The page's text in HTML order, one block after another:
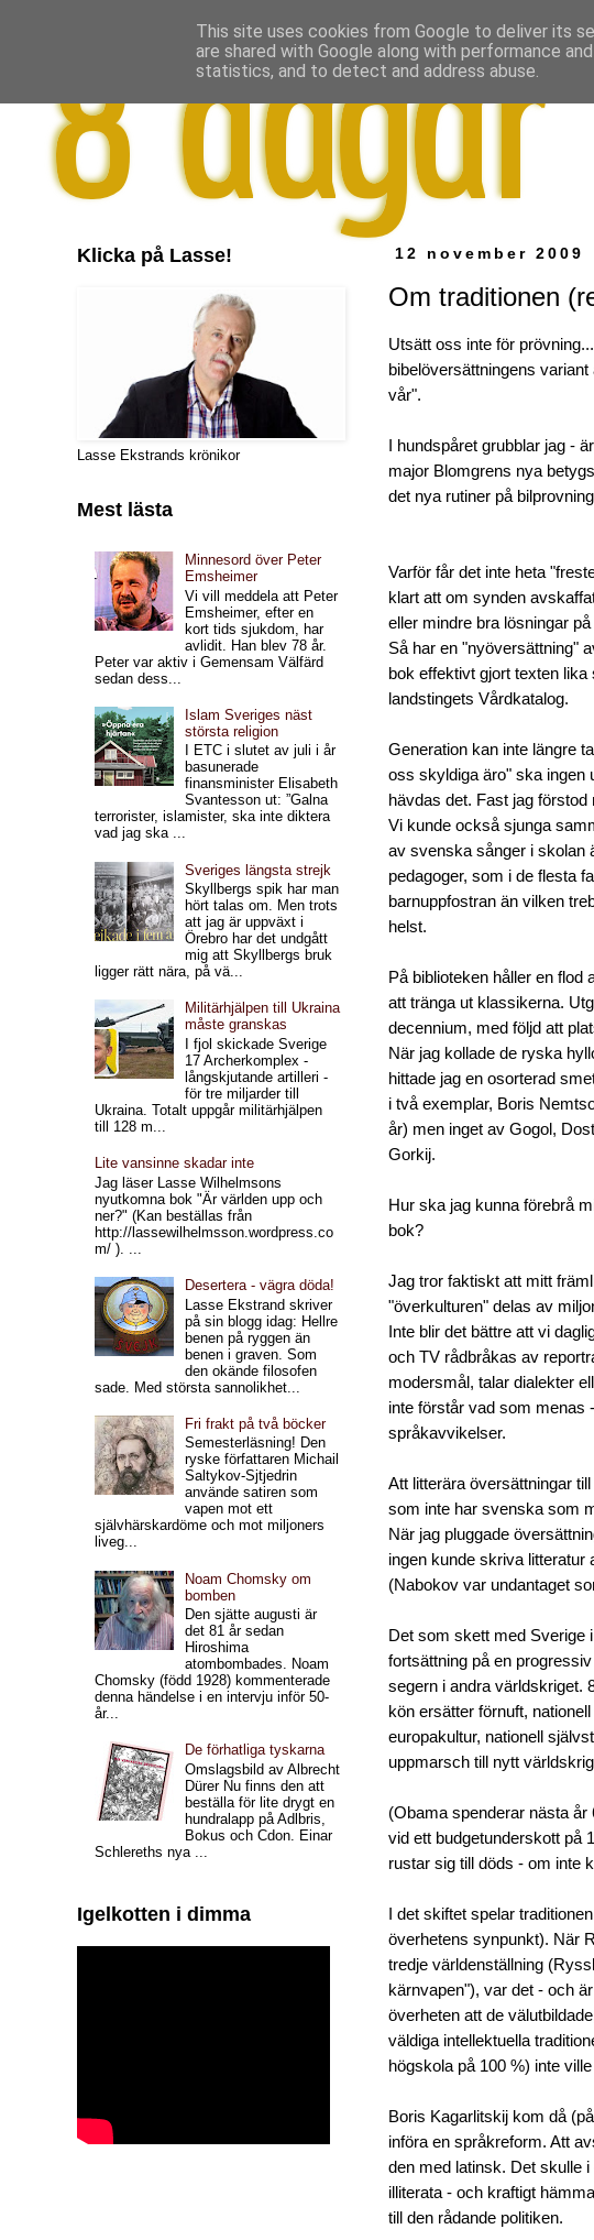
12 november 2009
Om traditionen
Utsätt oss inte för
bibelöversättningens
vår".
I hundspåret grubblar jag -
major Blomgrens nya
det nya rutiner på
Varför får det inte heta
klart att om synden
eller mindre bra lösningar
Så har en "nyöversättning"
bok effektivt gjort texten lika
landstingets Vårdkatalog.
Generation kan inte längre
oss skyldiga äro" ska ingen
hävdas det. Fast jag
Vi kunde också sjunga
av svenska sånger i skolan
pedagoger, som i de flesta
barnuppfostran än vilken
helst.
På biblioteken håller en flod
att tränga ut klassikerna.
decennium, med följd att
När jag kollade de ryska
hittade jag en osorterad
i två exemplar, Boris
år) men inget av Gogol,
Gorkij.
Hur ska jag kunna förebrå
bok?
Jag tror faktiskt att mitt
"överkulturen" delas av
Inte blir det bättre att vi
och TV rådbråkas av
modersmål, talar dialekter
inte förstår vad som menas
språkavvikelser.
Att litterära översättningar
som inte har svenska som
När jag pluggade
ingen kunde skriva litteratur
(Nabokov var undantaget
Det som skett med Sverige
fortsättning på en
segern i andra världskriget.
kön ersätter förnuft,
europakultur, nationell
uppmarsch till nytt
(Obama spenderar nästa år
vid ett budgetunderskott på
rustar sig till döds - om inte
I det skiftet spelar
överhetens synpunkt). När
tredje världenställning
kärnvapen"), var det - och
överheten att de
väldiga intellektuella
högskola på 100 %) inte
Boris Kagarlitskij kom då
införa en språkreform. Att
den med latinsk. Det skulle
illiterata - och kraftigt
till den rådande politiken.
Klicka på Lasse!
Lasse Ekstrands krönikor
Mest lästa
Minnesord över Peter
Emsheimer
Vi vill meddela att Peter
Emsheimer, efter en
kort tids sjukdom, har
avlidit. Han blev 78 år.
Peter var aktiv i Gemensam Välfärd
sedan dess...
Islam Sveriges näst
största religion
I ETC i slutet av juli i år
basunerade
finansminister Elisabeth
Svantesson ut: ”Galna
terrorister, islamister, ska inte diktera
vad jag ska ...
Sveriges längsta strejk
Skyllbergs spik har man
hört talas om. Men trots
att jag är uppväxt i
Örebro har det undgått
mig att Skyllbergs bruk
ligger rätt nära, på vä...
Militärhjälpen till Ukraina
måste granskas
I fjol skickade Sverige
17 Archerkomplex -
långskjutande artilleri -
för tre miljarder till
Ukraina. Totalt uppgår militärhjälpen
till 128 m...
Lite vansinne skadar inte
Jag läser Lasse Wilhelmsons
nyutkomna bok "Är världen upp och
ner?" (Kan beställas från
http://lassewilhelmsson.wordpress.co
m/ ). ...
Desertera - vägra döda!
Lasse Ekstrand skriver
på sin blogg idag: Hellre
benen på ryggen än
benen i graven. Som
den okände filosofen
sade. Med största sannolikhet...
Fri frakt på två böcker
Semesterläsning! Den
ryske författaren Michail
Saltykov-Sjtjedrin
använde satiren som
vapen mot ett
självhärskardöme och mot miljoners
liveg...
Noam Chomsky om
bomben
Den sjätte augusti är
det 81 år sedan
Hiroshima
atombombades. Noam
Chomsky (född 1928) kommenterade
denna händelse i en intervju inför 50-
år...
De förhatliga tyskarna
Omslagsbild av Albrecht
Dürer Nu finns den att
beställa för lite drygt en
hundralapp på Adlbris,
Bokus och Cdon. Einar
Schlereths nya ...
Igelkotten i dimma
This site uses cookies from Google to deliver its
are shared with Google along with performance
statistics, and to detect and address abuse.